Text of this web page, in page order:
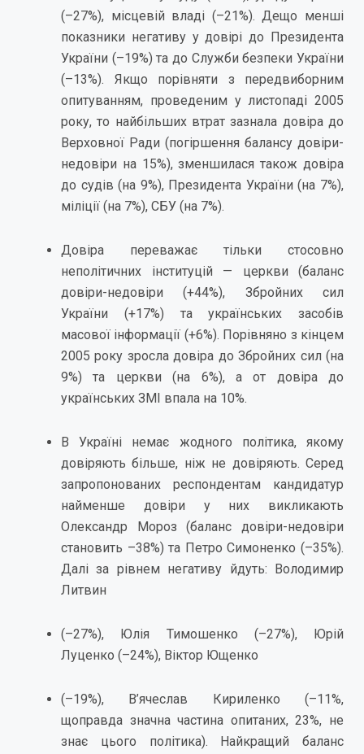
(–27%), місцевій владі (–21%). Дещо менші
показники негативу у довірі до Президента
України (–19%) та до Служби безпеки України
(–13%). Якщо порівняти з передвиборним
опитуванням, проведеним у листопаді 2005
року, то найбільших втрат зазнала довіра до
Верховної Ради (погіршення балансу довіри-
недовіри на 15%), зменшилася також довіра
до судів (на 9%), Президента України (на 7%),
міліції (на 7%), СБУ (на 7%).
Довіра переважає тільки стосовно
неполітичних інституцій — церкви (баланс
довіри-недовіри (+44%), Збройних сил
України (+17%) та українських засобів
масової інформації (+6%). Порівняно з кінцем
2005 року зросла довіра до Збройних сил (на
9%) та церкви (на 6%), а от довіра до
українських ЗМІ впала на 10%.
В Україні немає жодного політика, якому
довіряють більше, ніж не довіряють. Серед
запропонованих респондентам кандидатур
найменше довіри у них викликають
Олександр Мороз (баланс довіри-недовіри
становить –38%) та Петро Симоненко (–35%).
Далі за рівнем негативу йдуть: Володимир
Литвин
(–27%), Юлія Тимошенко (–27%), Юрій
Луценко (–24%), Віктор Ющенко
(–19%), В’ячеслав Кириленко (–11%,
щоправда значна частина опитаних, 23%, не
знає цього політика). Найкращий баланс